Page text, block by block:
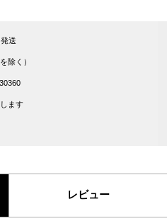
送
除く）
ます
レビュー